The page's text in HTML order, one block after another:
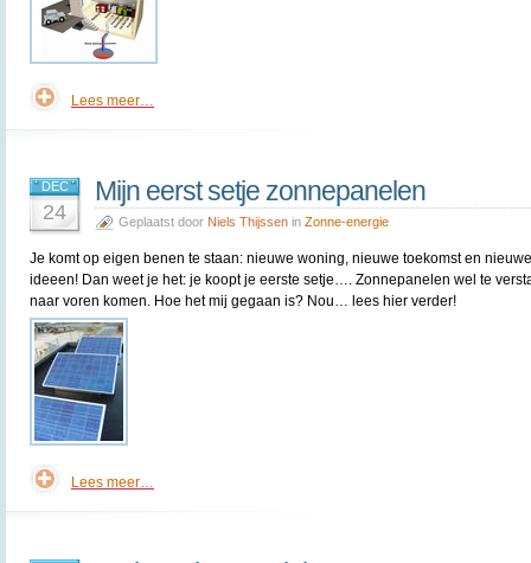
Lees meer…
DEC
24
Mijn eerst setje zonnepanelen
Geplaatst door Niels Thijssen in Zonne-energie
Je komt op eigen benen te staan: nieuwe woning, nieuwe toekomst en nieuwe
ideeen! Dan weet je het: je koopt je eerste setje…. Zonnepanelen wel te
naar voren komen. Hoe het mij gegaan is? Nou… lees hier verder!
Lees meer…